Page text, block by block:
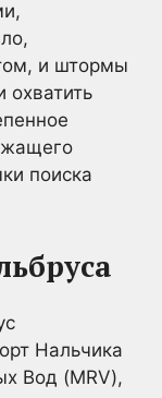
и штормы
охватить
поиска
Нальчика
Вод (MRV),